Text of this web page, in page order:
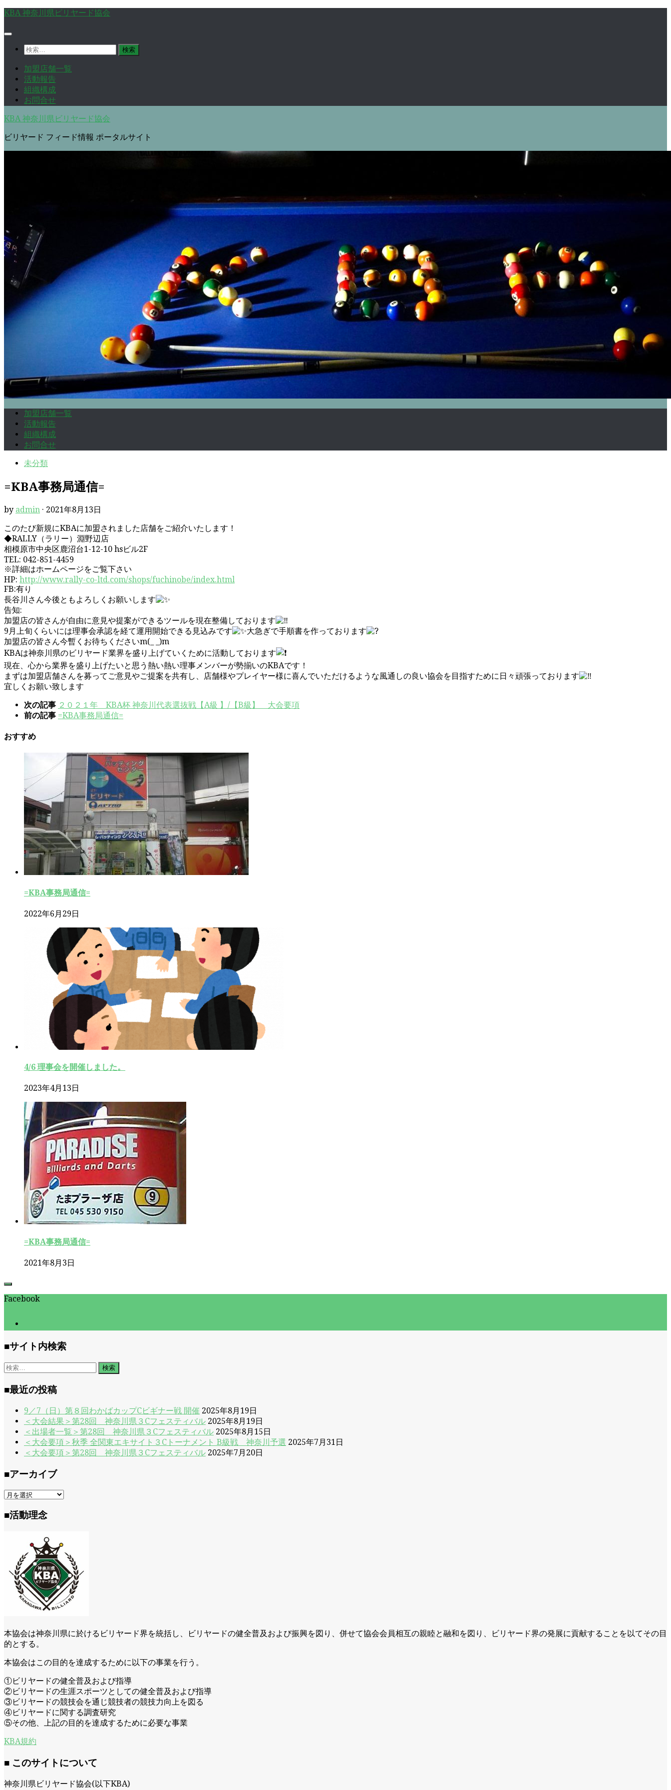
コ
テ
プ
KBA 神奈川県ビリヤード協会
検
加盟店舗一覧
活動報告
組織構成
お問合せ
KBA 神奈川県ビリヤード協会
ビリヤード フィード情報 ポータルサイト
加盟店舗一覧
活動報告
組織構成
お問合せ
未分類
=KBA事務局通信=
by admin · 2021年8月13日
このたび新規にKBAに加盟されました店舗をご紹介いたします！
◆RALLY（ラリー）淵野辺店
相模原市中央区鹿沼台1-12-10 hsビル2F
TEL: 042-851-4459
※詳細はホームページをご覧下さい
HP: http://www.rally-co-ltd.com/shops/fuchinobe/index.html
FB:有り
長谷川さん今後ともよろしくお願いします
告知:
加盟店の皆さんが自由に意見や提案ができるツールを現在整備しております
9月上旬くらいには理事会承認を経て運用開始できる見込みです
大急ぎで手順書を作っております
加盟店の皆さん今暫くお待ちくださいm(_ _)m
KBAは神奈川県のビリヤード業界を盛り上げていくために活動しております
現在、心から業界を盛り上げたいと思う熱い熱い理事メンバーが勢揃いのKBAです！
まずは加盟店舗さんを募ってご意見やご提案を共有し、店舗様やプレイヤー様に喜んでいただけるような風通しの良い協会を目指すために日々頑張っております
宜しくお願い致します
次の記事 ２０２１年 KBA杯 神奈川代表選抜戦【A級 】/【B級】 大会要項
前の記事 =KBA事務局通信=
おすすめ
=KBA事務局通信=
2022年6月29日
4/6 理事会を開催しました。
2023年4月13日
=KBA事務局通信=
2021年8月3日
Facebook
■サイト内検索
検
■最近の投稿
9／7（日）第８回わかばカップCビギナー戦 開催 2025年8月19日
＜大会結果＞第28回 神奈川県３Cフェスティバル 2025年8月19日
＜出場者一覧＞第28回 神奈川県３Cフェスティバル 2025年8月15日
＜大会要項＞秋季 全関東エキサイト３Cトーナメント B級戦 神奈川予選 2025年7月31日
＜大会要項＞第28回 神奈川県３Cフェスティバル 2025年7月20日
■アーカイブ
■
ー
■活動理念
本協会は神奈川県に於けるビリヤード界を統括し、ビリヤードの健全普及および振興を図り、併せて協会会員相互の親睦と融和を図り、ビリヤード界の発展に貢献することを以てその目
的とする。
本協会はこの目的を達成するために以下の事業を⾏う。
①ビリヤードの健全普及および指導
②ビリヤードの生涯スポーツとしての健全普及および指導
③ビリヤードの競技会を通じ競技者の競技力向上を図る
④ビリヤードに関する調査研究
⑤その他、上記の目的を達成するために必要な事業
KBA規約
■ このサイトについて
神奈川県ビリヤード協会(以下KBA)